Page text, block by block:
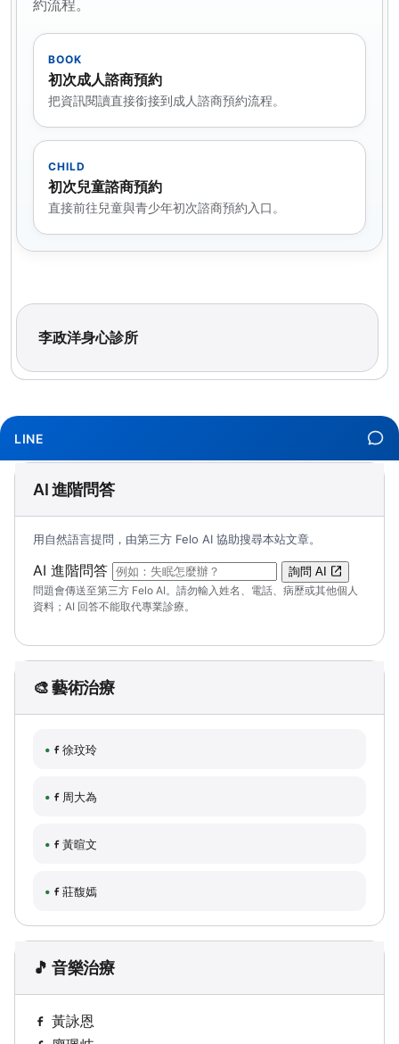
約流程。
BOOK
初次成人諮商預約
把資訊閱讀直接銜接到成人諮商預約流程。
CHILD
初次兒童諮商預約
直接前往兒童與青少年初次諮商預約入口。
李政洋身心診所
LINE
AI 進階問答
用自然語言提問，由第三方 Felo AI 協助搜尋本站文章。
AI 進階問答 （可輸入自然語言問題；送出後會開啟 Felo
詢問 AI
問題會傳送至第三方 Felo AI。請勿輸入姓名、電話、病歷或其他個人
資料；AI 回答不能取代專業診療。
🎨 藝術治療
徐玟玲
周大為
黃暄文
莊馥嫣
🎵 音樂治療
黃詠恩